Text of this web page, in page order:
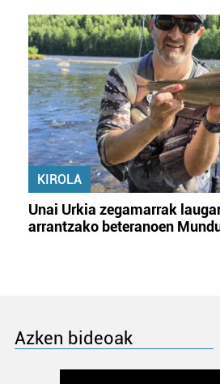
KIROLA
Unai Urkia zegamarrak
arrantzako beteranoen
Azken bideoak